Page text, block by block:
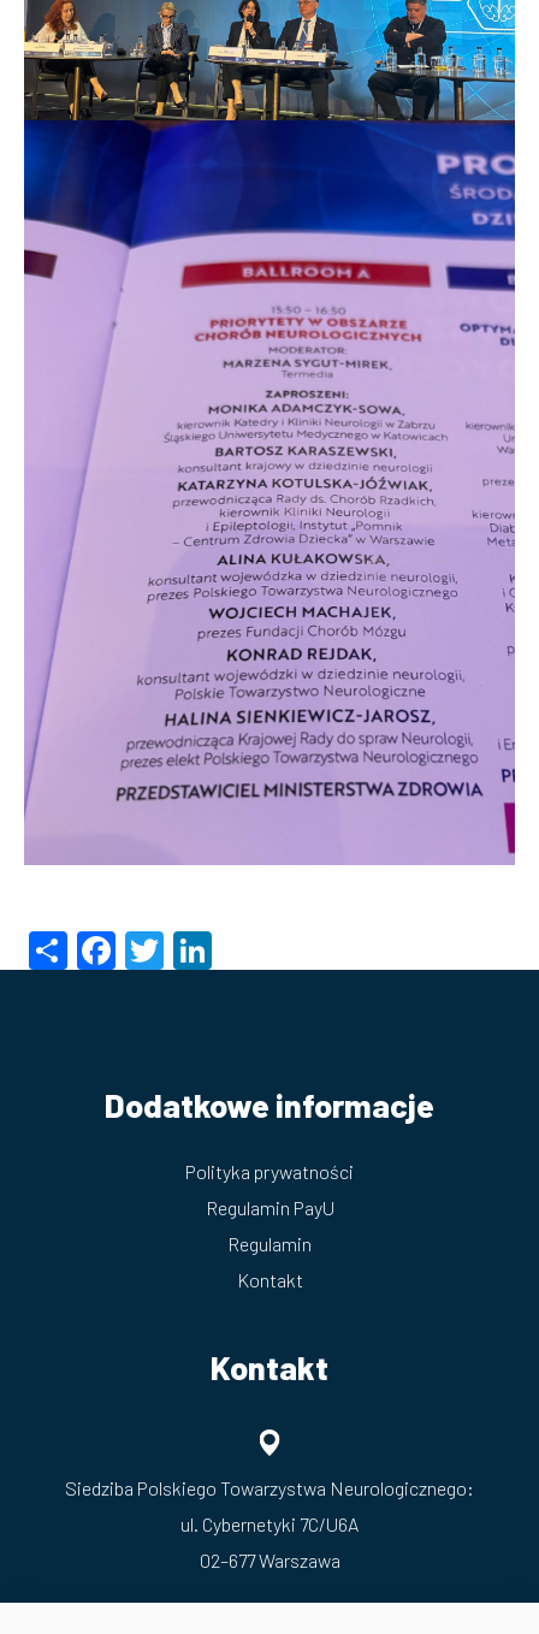
ShareFacebook
Twitter
Dodatkowe informacje
Polityka prywatności
Regulamin PayU
Regulamin
Kontakt
Kontakt
Siedziba Polskiego Towarzystwa Neurologicznego:
ul. Cybernetyki 7C/U6A
02–677 Warszawa